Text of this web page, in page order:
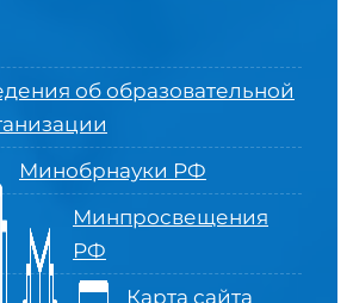
об образовательной
Минобрнауки РФ
Минпросвещения
РФ
Карта сайта